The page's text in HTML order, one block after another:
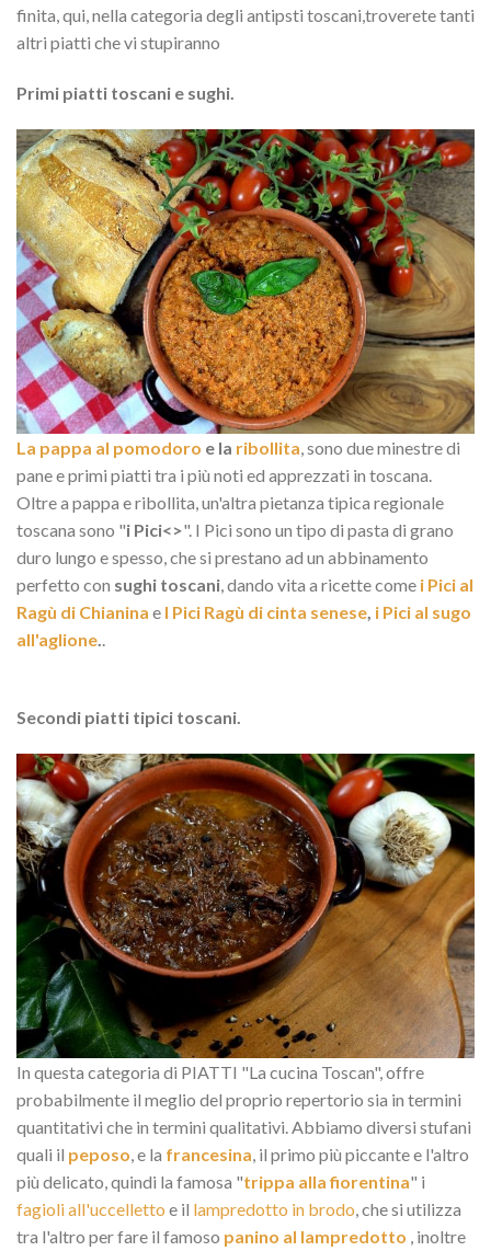
finita, qui, nella categoria degli antipsti toscani,troverete tanti
altri piatti che vi stupiranno
Primi piatti toscani e sughi.
La pappa al pomodoro e la ribollita, sono due minestre di
pane e primi piatti tra i più noti ed apprezzati in toscana.
Oltre a pappa e ribollita, un'altra pietanza tipica regionale
toscana sono "i Pici<>". I Pici sono un tipo di pasta di grano
duro lungo e spesso, che si prestano ad un abbinamento
perfetto con sughi toscani, dando vita a ricette come i Pici al
Ragù di Chianina e I Pici Ragù di cinta senese, i Pici al sugo
all'aglione..
Secondi piatti tipici toscani.
In questa categoria di PIATTI "La cucina Toscan", offre
probabilmente il meglio del proprio repertorio sia in termini
quantitativi che in termini qualitativi. Abbiamo diversi stufani
quali il peposo, e la francesina, il primo più piccante e l'altro
più delicato, quindi la famosa "trippa alla fiorentina" i
fagioli all'uccelletto e il lampredotto in brodo, che si utilizza
tra l'altro per fare il famoso panino al lampredotto , inoltre